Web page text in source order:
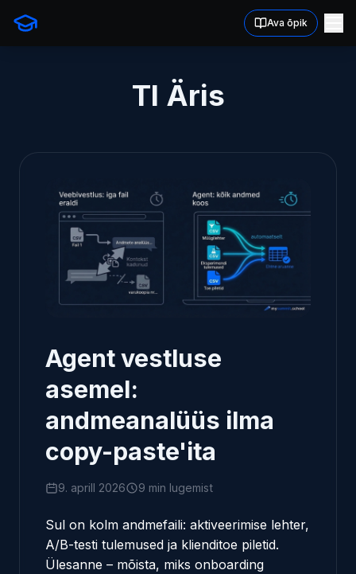
Ava õpik
TI Äris
Agent vestluse
asemel:
andmeanalüüs ilma
copy-paste'ita
9. aprill 2026 9 min lugemist
Sul on kolm andmefaili: aktiveerimise lehter,
A/B-testi tulemused ja klienditoe piletid.
Ülesanne – mõista, miks onboarding